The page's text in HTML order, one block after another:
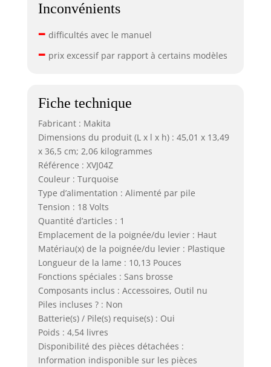
Inconvénients
– difficultés avec le manuel
– prix excessif par rapport à certains modèles
Fiche technique
Fabricant : Makita
Dimensions du produit (L x l x h) : 45,01 x 13,49
x 36,5 cm; 2,06 kilogrammes
Référence : XVJ04Z
Couleur : Turquoise
Type d’alimentation : Alimenté par pile
Tension : 18 Volts
Quantité d’articles : 1
Emplacement de la poignée/du levier : Haut
Matériau(x) de la poignée/du levier : Plastique
Longueur de la lame : 10,13 Pouces
Fonctions spéciales : Sans brosse
Composants inclus : Accessoires, Outil nu
Piles incluses ? : Non
Batterie(s) / Pile(s) requise(s) : Oui
Poids : 4,54 livres
Disponibilité des pièces détachées :
Information indisponible sur les pièces